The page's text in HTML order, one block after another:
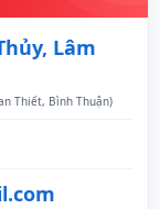
Lâm
Thiết, Bình Thuận)